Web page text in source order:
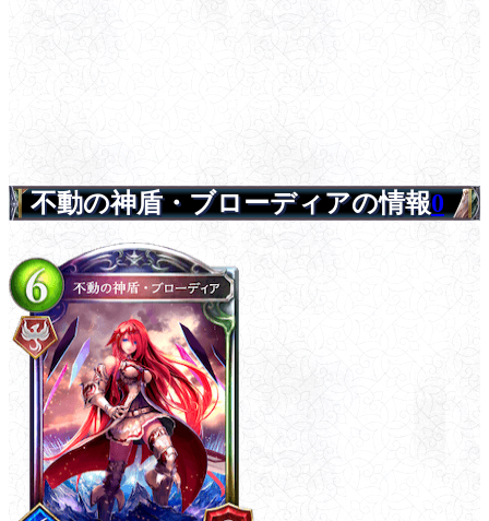
不動の神盾・ブローディアの情報0